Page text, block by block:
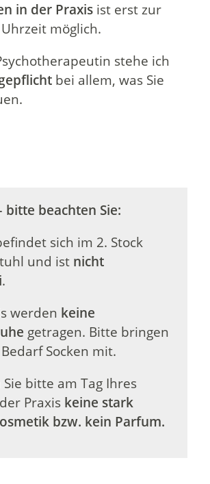
in der Praxisist erst zur
möglich.
stehe ich
bei allem, was Sie
bitte beachten Sie:
sich im 2. Stock
und ist nicht
.
werden keine
getragen. Bitte bringen
Socken mit.
bitte am Tag Ihres
Praxis keine stark
bzw. kein Parfum.